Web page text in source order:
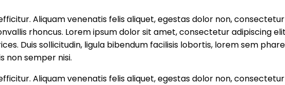
Aliquam venenatis felis aliquet, egestas dolor non, consectetur
rhoncus. Lorem ipsum dolor sit amet, consectetur adipiscing
Duis sollicitudin, ligula bibendum facilisis lobortis, lorem sem
non semper nisi.
Aliquam venenatis felis aliquet, egestas dolor non, consectetur